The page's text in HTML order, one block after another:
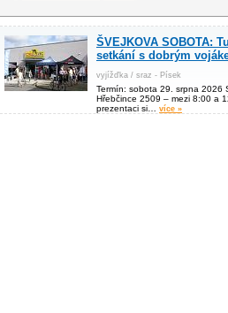
ŠVEJKOVA SOBOTA:
setkání s dobrým
vyjížďka / sraz - Písek
Termín: sobota 29. srpna 2026
Hřebčince 2509 – mezi 8:00 a
prezentaci si… více »